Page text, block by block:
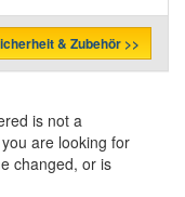
& Zubehör >>
is not a
are looking for
changed, or is